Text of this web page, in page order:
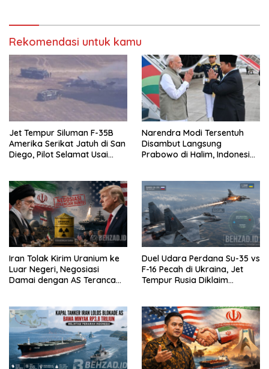
Rekomendasi untuk kamu
Jet Tempur Siluman F-35B
Amerika Serikat Jatuh di San
Diego, Pilot Selamat Usai
Narendra Modi Tersentuh
Disambut Langsung
Prabowo di Halim, Indonesia
Iran Tolak Kirim Uranium ke
Luar Negeri, Negosiasi
Damai dengan AS Terancam
Duel Udara Perdana Su-35 vs
F-16 Pecah di Ukraina, Jet
Tempur Rusia Diklaim